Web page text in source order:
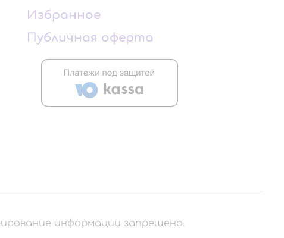
Избранное
Публичная оферта
информации запрещено.